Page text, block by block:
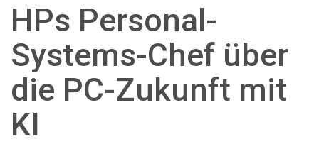
HPs Personal-
Systems-Chef über
die PC-Zukunft mit
KI